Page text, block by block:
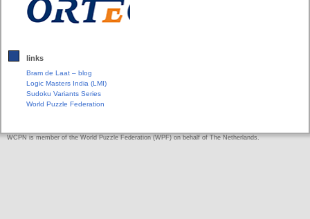
links
Bram de Laat – blog
Logic Masters India (LMI)
Sudoku Variants Series
World Puzzle Federation
WCPN is member of the World Puzzle Federation (WPF) on behalf of The Netherlands.